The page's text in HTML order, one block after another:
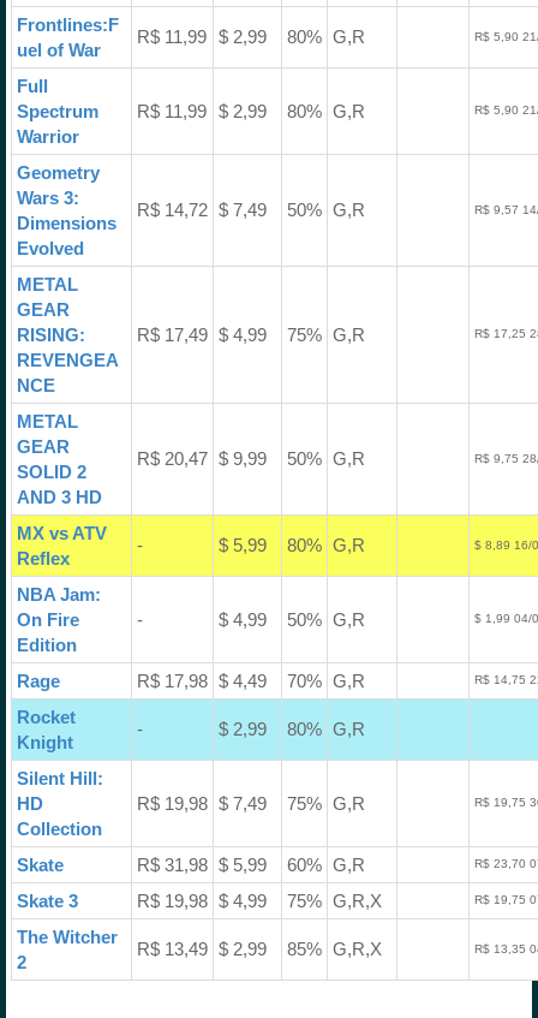
Frontlines:F
uel of War
R$ 11,99 $ 2,99 80% G,R R$ 5,90
Full
Spectrum
Warrior
R$ 11,99 $ 2,99 80% G,R R$ 5,90
Geometry
Wars 3:
Dimensions
Evolved
R$ 14,72 $ 7,49 50% G,R R$ 9,57
METAL
GEAR
RISING:
REVENGEA
NCE
R$ 17,49 $ 4,99 75% G,R R$ 17,25
METAL
GEAR
SOLID 2
AND 3 HD
R$ 20,47 $ 9,99 50% G,R R$ 9,75
MX vs ATV
Reflex
- $ 5,99 80% G,R $ 8,89 16/
NBA Jam:
On Fire
Edition
- $ 4,99 50% G,R $ 1,99 04/
Rage R$ 17,98 $ 4,49 70% G,R R$ 14,75
Rocket
Knight
- $ 2,99 80% G,R
Silent Hill:
HD
Collection
R$ 19,98 $ 7,49 75% G,R R$ 19,75
Skate R$ 31,98 $ 5,99 60% G,R R$ 23,70
Skate 3 R$ 19,98 $ 4,99 75% G,R,X R$ 19,75
The Witcher
2
R$ 13,49 $ 2,99 85% G,R,X R$ 13,35